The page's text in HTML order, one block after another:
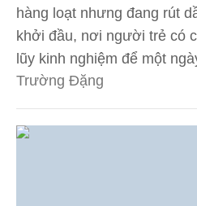
hàng loạt nhưng đang rút
khởi đầu, nơi người trẻ có
lũy kinh nghiệm để một
Trường Đặng